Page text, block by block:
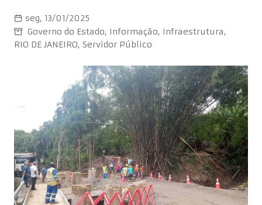
seg, 13/01/2025
Governo do Estado, Informação, Infraestrutura,
RIO DE JANEIRO, Servidor Público